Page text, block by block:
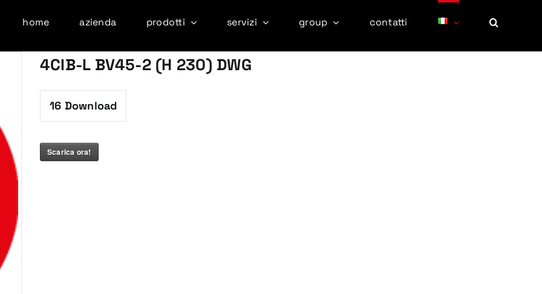
home azienda prodotti servizi group contatti
4CIB-L BV45-2 (H 230) DWG
16 Download
Scarica ora!